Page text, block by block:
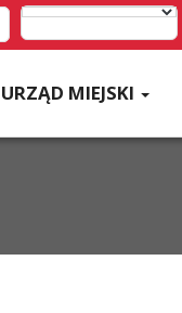
URZĄD MIEJSKI